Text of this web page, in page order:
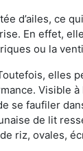
d’ailes, ce
En effet,
ou la
elles
se faufiler
de lit
riz, ovales,